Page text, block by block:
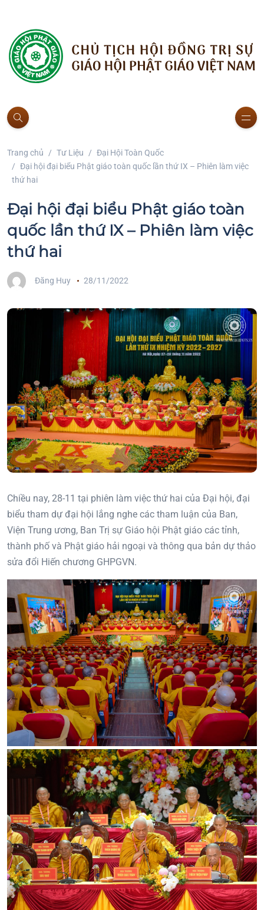
Trang chủ Tư Liệu
Đại Hội Toàn Quốc
Đại hội đại biểu Phật giáo toàn quốc lần thứ IX – Phiên làm việc
thứ hai
Đại hội đại biểu Phật giáo toàn
quốc lần thứ IX – Phiên làm việc
thứ hai
Đăng Huy 28/11/2022
Chiều nay, 28-11 tại phiên làm việc thứ hai của Đại hội, đại
biểu tham dự đại hội lắng nghe các tham luận của Ban,
Viện Trung ương, Ban Trị sự Giáo hội Phật giáo các tỉnh,
thành phố và Phật giáo hải ngoại và thông qua bản dự thảo
sửa đổi Hiến chương GHPGVN.